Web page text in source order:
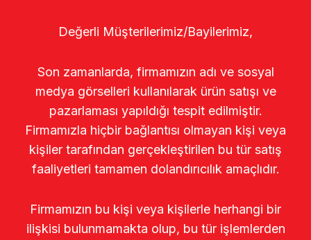
Değerli Müşterilerimiz/Bayilerimiz,
Son zamanlarda, firmamızın adı ve sosyal
medya görselleri kullanılarak ürün satışı ve
pazarlaması yapıldığı tespit edilmiştir.
Firmamızla hiçbir bağlantısı olmayan kişi veya
kişiler tarafından gerçekleştirilen bu tür satış
faaliyetleri tamamen dolandırıcılık amaçlıdır.
Firmamızın bu kişi veya kişilerle herhangi bir
ilişkisi bulunmamakta olup, bu tür işlemlerden